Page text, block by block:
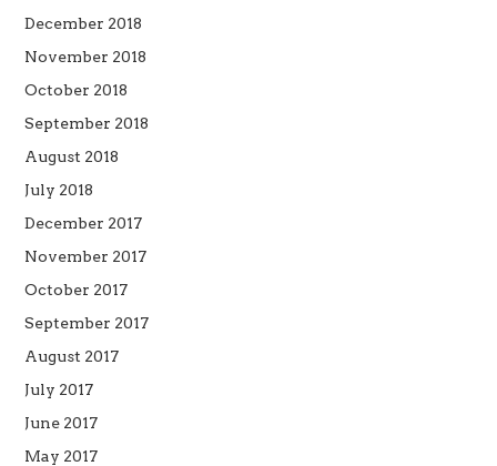
December 2018
November 2018
October 2018
September 2018
August 2018
July 2018
December 2017
November 2017
October 2017
September 2017
August 2017
July 2017
June 2017
May 2017